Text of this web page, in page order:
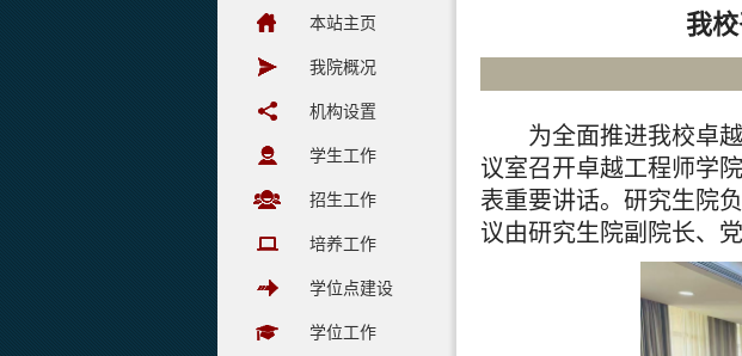
本站主页
我院概况
机构设置
学生工作
招生工作
培养工作
学位点建设
学位工作
我
为全面推进我校卓
议室召开卓越工程师学
表重要讲话。研究生院
议由研究生院副院长、